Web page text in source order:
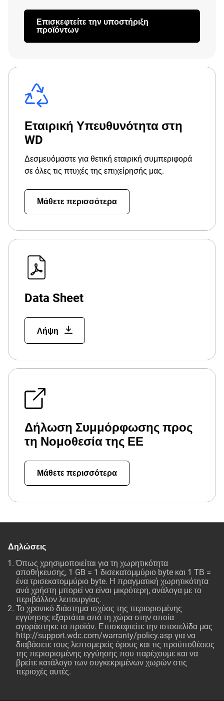
Επισκεφτείτε την υποστήριξη
προϊόντων
Εταιρική Υπευθυνότητα στη
WD
Δεσμευόμαστε για θετική εταιρική συμπεριφορά
σε όλες τις πτυχές της επιχείρησής μας.
Μάθετε περισσότερα
Data Sheet
Λήψη
Δήλωση Συμμόρφωσης προς
τη Νομοθεσία της ΕΕ
Μάθετε περισσότερα
Δηλώσεις
Όπως χρησιμοποιείται για τη χωρητικότητα
αποθήκευσης, 1 GB = 1 δισεκατομμύριο byte και 1 ΤΒ =
ένα τρισεκατομμύριο byte. Η πραγματική χωρητικότητα
ανά χρήστη μπορεί να είναι μικρότερη, ανάλογα με το
περιβάλλον λειτουργίας.
Το χρονικό διάστημα ισχύος της περιορισμένης
εγγύησης εξαρτάται από τη χώρα στην οποία
αγοράστηκε το προϊόν. Επισκεφτείτε την ιστοσελίδα μας
http://support.wdc.com/warranty/policy.asp για να
διαβάσετε τους λεπτομερείς όρους και τις προϋποθέσεις
της περιορισμένης εγγύησης που παρέχουμε και να
βρείτε κατάλογο των συγκεκριμένων χωρών στις
περιοχές αυτές.